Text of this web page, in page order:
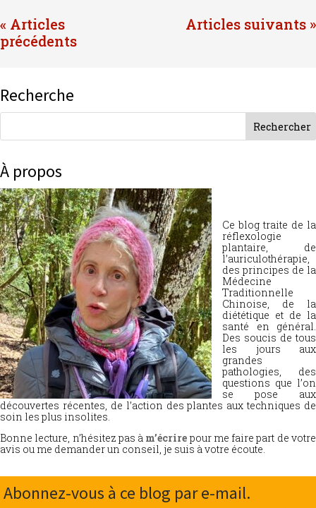
« Entrées précédentes Entrées suivantes »
Recherche
À propos
Ce blog traite de la
réflexologie
plantaire, de
l’auriculothérapie,
des principes de la
Médecine
Traditionnelle
Chinoise, de la
diététique et de la
santé en général.
Des soucis de tous
les jours aux
grandes
pathologies, des
questions que l’on
se pose aux
découvertes récentes, de l’action des plantes aux techniques de
soin les plus insolites.
Bonne lecture, n’hésitez pas à m’écrire pour me faire part de votre
avis ou me demander un conseil, je suis à votre écoute.
Abonnez-vous à ce blog par e-mail.